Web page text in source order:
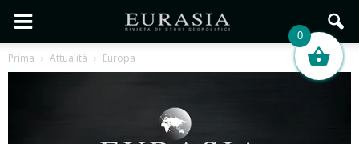
Prima Attualità Europa
0